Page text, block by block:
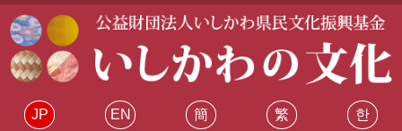
JP EN 簡 繁 한